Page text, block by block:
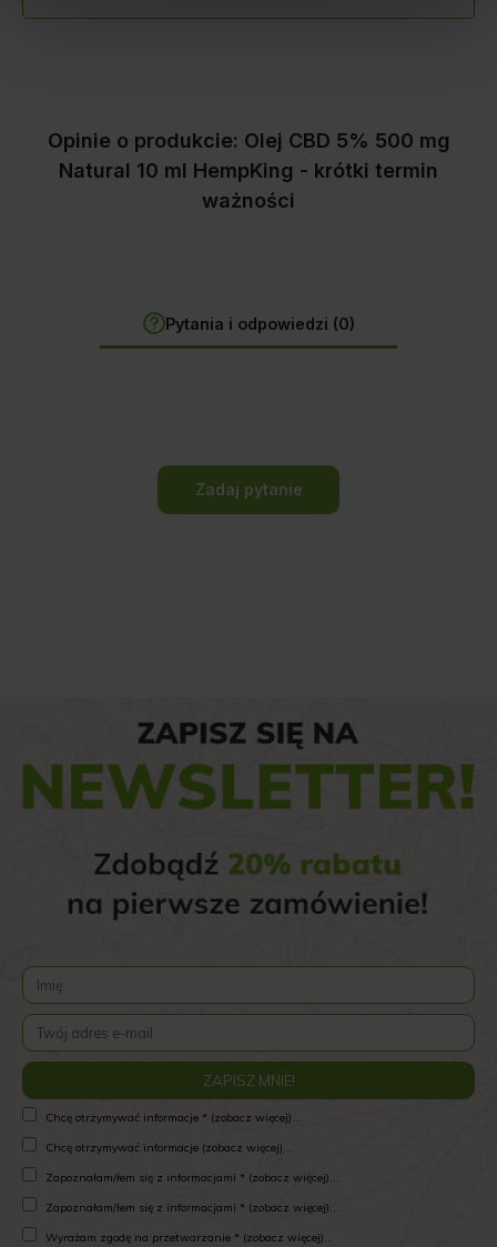
Opinie o produkcie: Olej CBD 5% 500 mg
Natural 10 ml HempKing - krótki termin
ważności
Pytania i odpowiedzi (0)
Zadaj pytanie
Chcę otrzymywać informacje * (zobacz więcej)...
Chcę otrzymywać informacje (zobacz więcej)...
Zapoznałam/łem się z informacjami * (zobacz więcej)...
Zapoznałam/łem się z informacjami * (zobacz więcej)...
Wyrażam zgodę na przetwarzanie * (zobacz więcej)...